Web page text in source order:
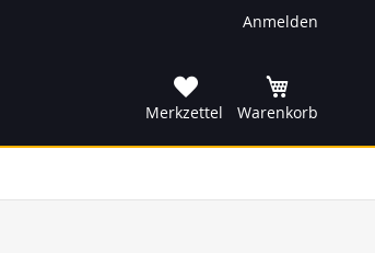
Anmelden
Merkzettel
Warenkorb